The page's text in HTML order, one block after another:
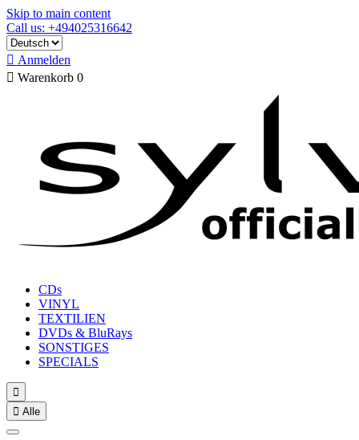
Skip to main content
Call us: +494025316642
 Anmelden
 Warenkorb 0
CDs
VINYL
TEXTILIEN
DVDs & BluRays
SONSTIGES
SPECIALS

 Alle